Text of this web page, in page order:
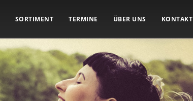
SORTIMENT TERMINE ÜBER UNS KONTAKT